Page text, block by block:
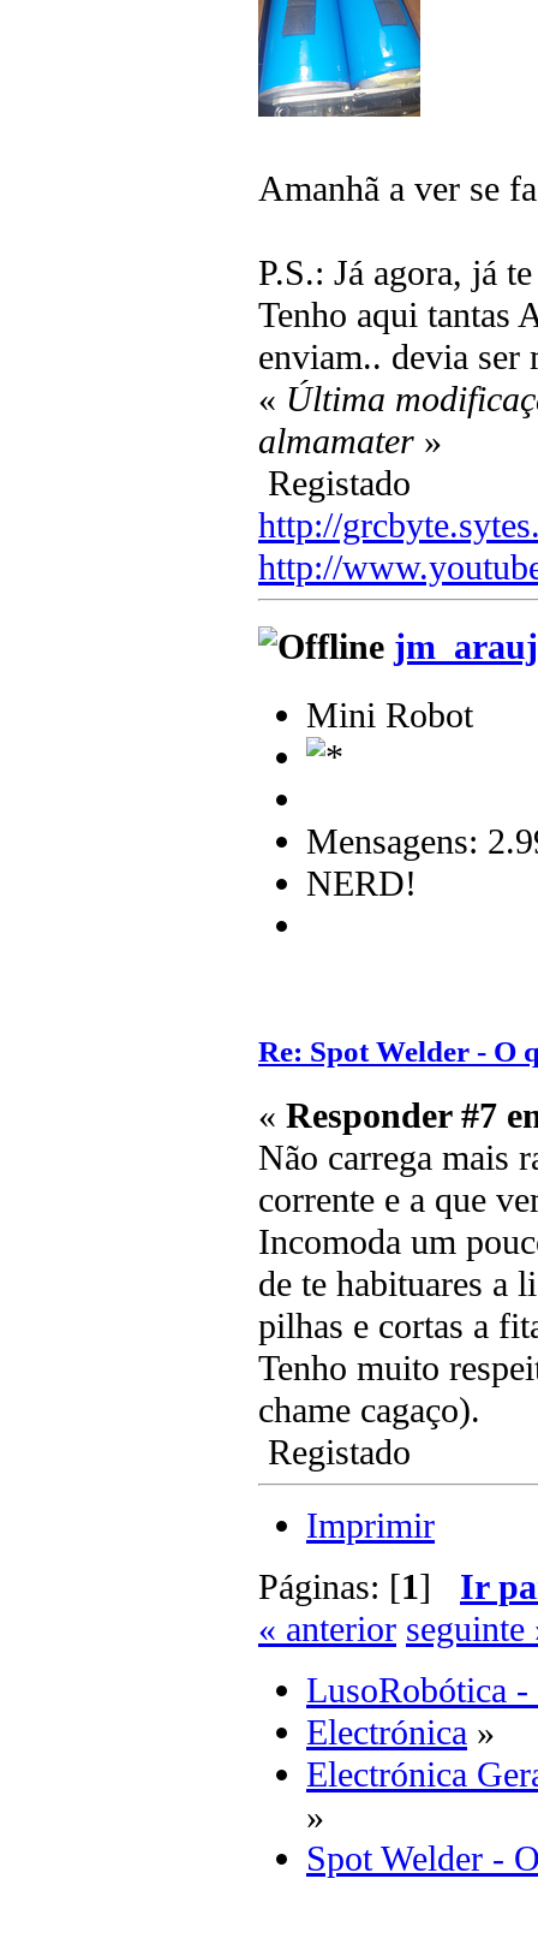
Amanhã a ver se
P.S.: Já agora, já
Tenho aqui tantas
enviam.. devia ser
« Última
almamater »
Registado
http://
http://
Mini Robot
Mensagens:
NERD!
Re: Spot Welder - O
« Responder #7
Não carrega mais
corrente e a que
Incomoda um
de te habituares a
pilhas e cortas a
Tenho muito
chame cagaço).
Registado
Imprimir
Páginas: [1] Ir
« anterior seguinte
LusoRobótica -
Electrónica »
Electrónica
»
Spot Welder -